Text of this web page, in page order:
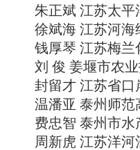
朱正斌 江苏太平
徐斌海 江苏河海
钱厚琴 江苏梅兰
刘 俊 姜堰市农业
封留才 江苏省口
温潘亚 泰州师范
费忠智 泰州市水
周新虎 江苏洋河